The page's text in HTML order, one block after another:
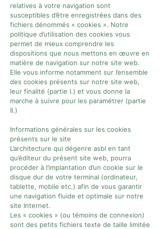
relatives à votre navigation sont
susceptibles d’être enregistrées dans des
fichiers dénommés « cookies ». Notre
politique d’utilisation des cookies vous
permet de mieux comprendre les
dispositions que nous mettons en œuvre en
matière de navigation sur notre site web.
Elle vous informe notamment sur l’ensemble
des cookies présents sur notre site web,
leur finalité (partie I.) et vous donne la
marche à suivre pour les paramétrer (partie
II.)
Informations générales sur les cookies
présents sur le site
L’architecture qui dégenre asbl en tant
qu’éditeur du présent site web, pourra
procéder à l’implantation d’un cookie sur le
disque dur de votre terminal (ordinateur,
tablette, mobile etc.) afin de vous garantir
une navigation fluide et optimale sur notre
site Internet.
Les « cookies » (ou témoins de connexion)
sont des petits fichiers texte de taille limitée